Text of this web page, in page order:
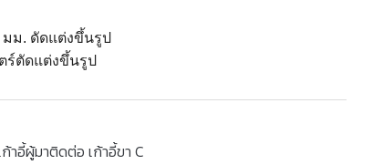
มม. ดัดแต่งขึ้นรูป
ร์ตัดแต่งขึ้นรูป
ก้าอี้ผู้มาติดต่อ เก้าอี้ขา C